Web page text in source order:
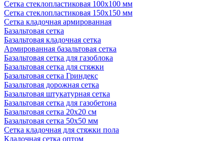
Сетка стеклопластиковая 100x100 мм
Сетка стеклопластиковая 150x150 мм
Сетка кладочная армированная
Базальтовая сетка
Базальтовая кладочная сетка
Армированная базальтовая сетка
Базальтовая сетка для газоблока
Базальтовая сетка для стяжки
Базальтовая сетка Гриндекс
Базальтовая дорожная сетка
Базальтовая штукатурная сетка
Базальтовая сетка для газобетона
Базальтовая сетка 20x20 см
Базальтовая сетка 50x50 мм
Сетка кладочная для стяжки пола
Кладочная сетка оптом